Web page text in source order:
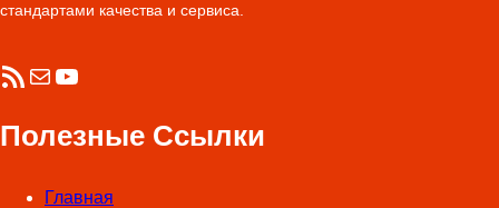
стандартами качества и сервиса.
RSS-лента Почта YouTube
Полезные Ссылки
Главная